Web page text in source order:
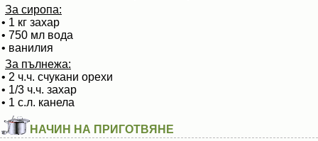
За сиропа:
• 1 кг захар
• 750 мл вода
• ванилия
За пълнежа:
• 2 ч.ч. счукани орехи
• 1/3 ч.ч. захар
• 1 с.л. канела
НАЧИН НА ПРИГОТВЯНЕ